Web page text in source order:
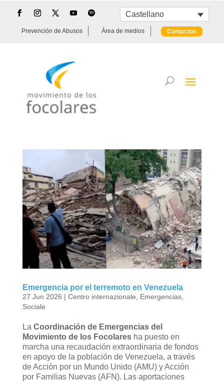
Castellano
Prevención de Abusos Área de medios Contactos
Emergencia por el terremoto en Venezuela
27 Jun 2026 | Centro internazionale, Emergencias,
Sociale
La Coordinación de Emergencias del
Movimiento de los Focolaresha puesto en
marcha una recaudación extraordinaria de fondos
en apoyo de la población de Venezuela, a través
de Acción por un Mundo Unido (AMU) y Acción
por Familias Nuevas (AFN). Las aportaciones